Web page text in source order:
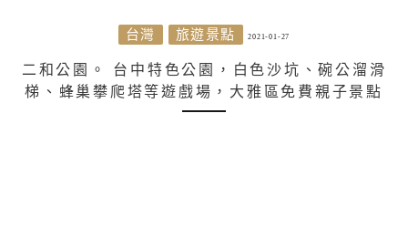
台灣 旅遊景點 2021-01-27
二和公園。 台中特色公園，白色沙坑、碗公溜滑
梯、蜂巢攀爬塔等遊戲場，大雅區免費親子景點